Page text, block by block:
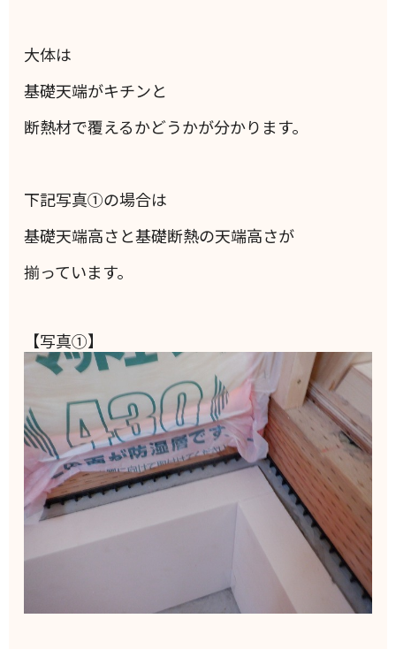
大体は
基礎天端がキチンと
断熱材で覆えるかどうかが分かります。
下記写真①の場合は
基礎天端高さと基礎断熱の天端高さが
揃っています。
【写真①】